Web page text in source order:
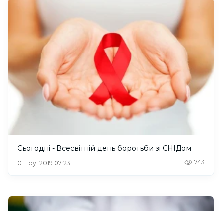
Сьогодні - Всесвітній день боротьби зі СНІДом
01 гру. 2019 07:23 743